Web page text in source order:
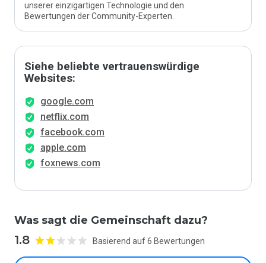
unserer einzigartigen Technologie und den
Bewertungen der Community-Experten.
Siehe beliebte vertrauenswürdige
Websites:
google.com
netflix.com
facebook.com
apple.com
foxnews.com
Was sagt die Gemeinschaft dazu?
1.8 Basierend auf 6 Bewertungen